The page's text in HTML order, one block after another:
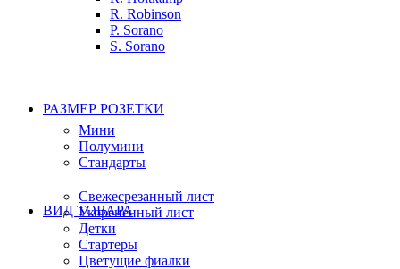
R. Robinson
P. Sorano
S. Sorano
РАЗМЕР РОЗЕТКИ
Мини
Полумини
Стандарты
ВИД ТОВАРА
Свежесрезанный лист
Укорененный лист
Детки
Стартеры
Цветущие фиалки